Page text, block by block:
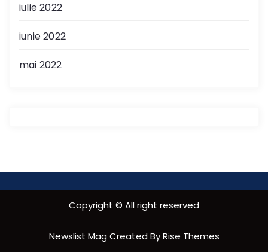
iulie 2022
iunie 2022
mai 2022
Copyright © All right reserved
Newslist Mag Created ByRise Themes